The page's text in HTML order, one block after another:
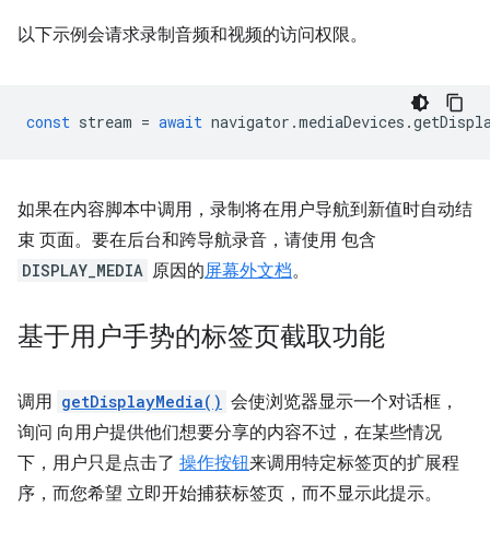
以下示例会请求录制音频和视频的访问权限。
const stream = await navigator .mediaDevices .
如果在内容脚本中调用，录制将在用户导航到新值时自动结
束 页面。要在后台和跨导航录音，请使用 包含
DISPLAY_MEDIA 原因的屏幕外文档。
基于用户手势的标签页截取功能
调用 getDisplayMedia() 会使浏览器显示一个对话框，
询问 向用户提供他们想要分享的内容不过，在某些情况
下，用户只是点击了 操作按钮来调用特定标签页的扩展程
序，而您希望 立即开始捕获标签页，而不显示此提示。